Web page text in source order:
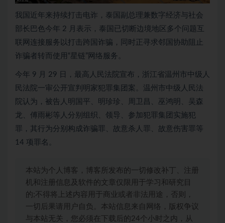
我国近年来持续打击电诈，泰国副总理兼数字经济与社会
部长巴色今年 2 月表示，泰国已切断边境地区多个问题互
联网连接服务以打击跨国诈骗，同时正寻求邻国协助阻止
诈骗者转而使用“星链”网络服务。
今年 9 月 29 日，最高人民法院宣布，浙江省温州市中级人
民法院一审公开宣判明家犯罪集团案。温州市中级人民法
院认为，被告人明国平、明珍珍、周卫昌、巫鸿明、吴森
龙、傅雨彬等人分别组织、领导、参加犯罪集团实施犯
罪，其行为分别构成诈骗罪、故意杀人罪、故意伤害罪等
14 项罪名。
本站为个人博客，博客所发布的一切修改补丁、注册
机和注册信息及软件的文章仅限用于学习和研究目
的;不得将上述内容用于商业或者非法用途，否则，
一切后果请用户自负。本站信息来自网络，版权争议
与本站无关，您必须在下载后的24个小时之内，从